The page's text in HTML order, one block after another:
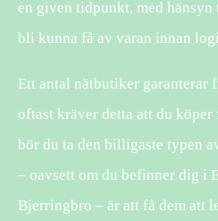
en given tidpunkt, med
bli kunna få av varan innan
Ett antal nätbutiker garanterar
oftast kräver detta att du köper
bör du ta den billigaste typen
– oavsett om du befinner dig i
Bjerringbro – är att få dem att